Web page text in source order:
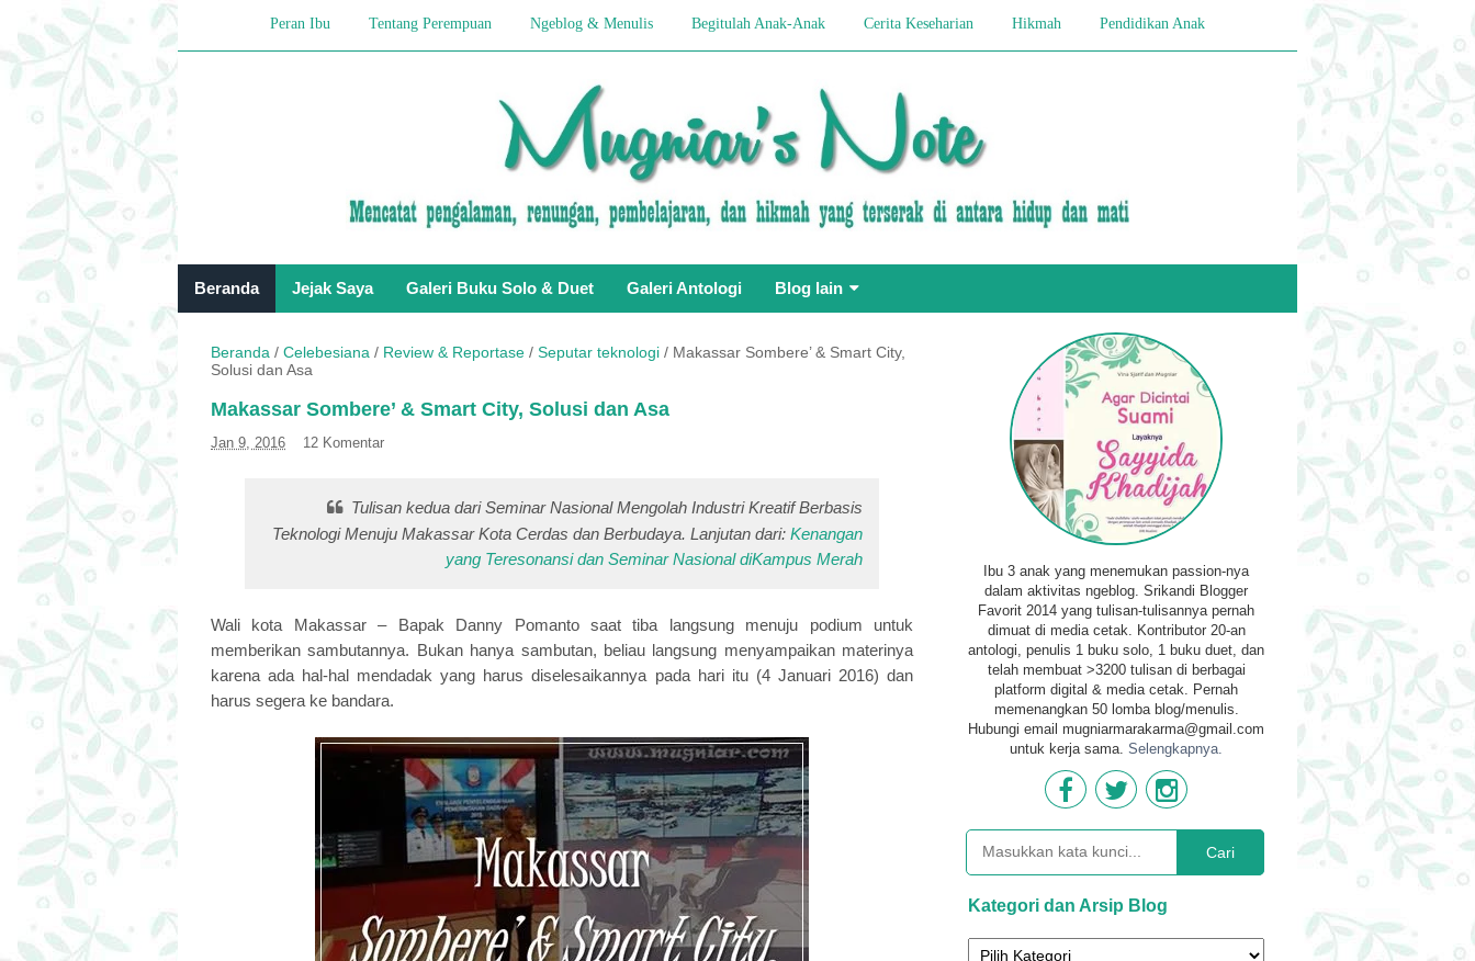
Peran Ibu Tentang Perempuan Ngeblog & Menulis Begitulah Anak-Anak Cerita Keseharian Hikmah Pendidikan Anak
Beranda Jejak Saya Galeri Buku Solo & Duet Galeri Antologi Blog lain
Beranda / Celebesiana / Review & Reportase / Seputar teknologi / Makassar Sombere’ & Smart City,
Solusi dan Asa
Makassar Sombere’ & Smart City, Solusi dan Asa
Jan 9, 2016 12 Komentar
Tulisan kedua dari Seminar Nasional Mengolah Industri Kreatif Berbasis
Teknologi Menuju Makassar Kota Cerdas dan Berbudaya. Lanjutan dari: Kenangan
yang Teresonansi dan Seminar Nasional diKampus Merah
Wali kota Makassar – Bapak Danny Pomanto saat tiba langsung menuju podium untuk
memberikan sambutannya. Bukan hanya sambutan, beliau langsung menyampaikan materinya
karena ada hal-hal mendadak yang harus diselesaikannya pada hari itu (4 Januari 2016) dan
harus segera ke bandara.
Ibu 3 anak yang menemukan passion-nya
dalam aktivitas ngeblog. Srikandi Blogger
Favorit 2014 yang tulisan-tulisannya pernah
dimuat di media cetak. Kontributor 20-an
antologi, penulis 1 buku solo, 1 buku duet, dan
telah membuat >3200 tulisan di berbagai
platform digital & media cetak. Pernah
memenangkan 50 lomba blog/menulis.
Hubungi email mugniarmarakarma@gmail.com
untuk kerja sama. Selengkapnya.
Cari
Kategori dan Arsip Blog